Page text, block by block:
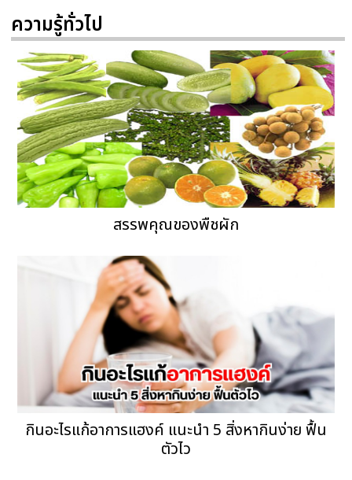
ความรู้ทั่วไป
สรรพคุณของพืชผัก
กินอะไรแก้อาการแฮงค์ แนะนำ 5 สิ่งหากินง่าย ฟื้น
ตัวไว